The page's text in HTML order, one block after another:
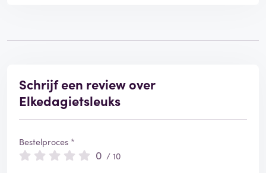
e
Schrijf een review over
Elkedagietsleuks
Bestelproces *
0 / 10